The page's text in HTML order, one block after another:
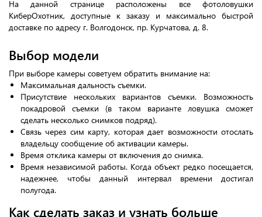
На данной странице расположены все фотоловушки
КиберОхотник, доступные к заказу и максимально быстрой
доставке по адресу г. Волгодонск, пр. Курчатова, д. 8.
Выбор модели
При выборе камеры советуем обратить внимание на:
Максимальная дальность съемки.
Присутствие нескольких вариантов съемки. Возможность
покадровой съемки (в таком варианте ловушка сможет
сделать несколько снимков подряд).
Связь через сим карту, которая дает возможности отослать
владельцу сообщение об активации камеры.
Время отклика камеры от включения до снимка.
Время независимой работы. Когда объект редко посещается,
надежнее, чтобы данный интервал времени достигал
полугода.
Как сделать заказ и узнать больше